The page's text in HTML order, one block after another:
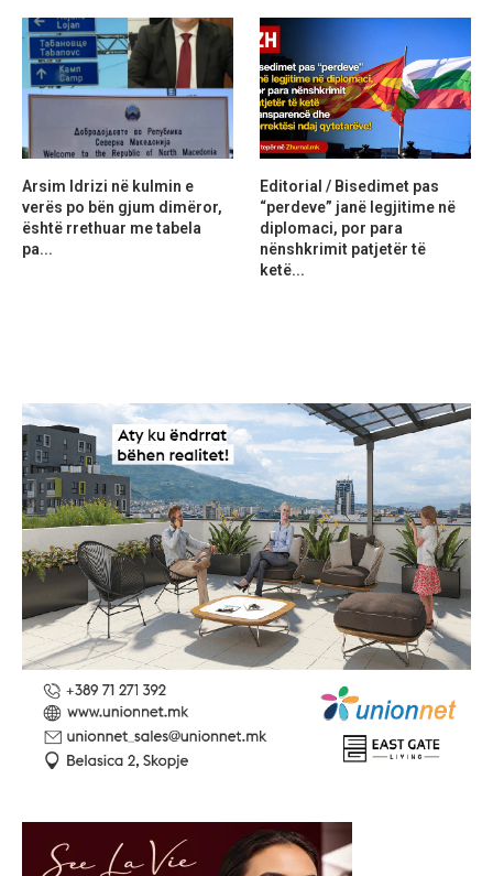
Arsim Idrizi në kulmin e
verës po bën gjum dimëror,
është rrethuar me tabela
pa...
Editorial / Bisedimet pas
“perdeve” janë legjitime në
diplomaci, por para
nënshkrimit patjetër të
ketë...